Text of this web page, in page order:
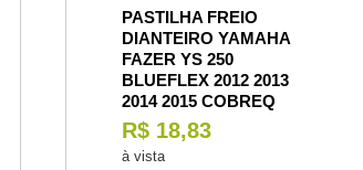
PASTILHA FREIO
DIANTEIRO YAMAHA
FAZER YS 250
BLUEFLEX 2012 2013
2014 2015 COBREQ
R$ 18,83
à vista